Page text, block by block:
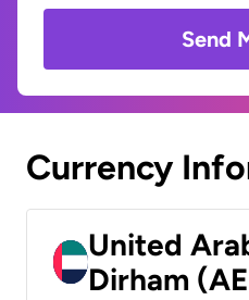
Send
Currency
United
Dirham